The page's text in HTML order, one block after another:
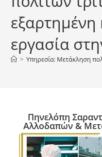
εξαρτημένη
εργασία
> Υπηρεσία: Μετάκληση
Πηνελόπη
Αλλοδαπών &